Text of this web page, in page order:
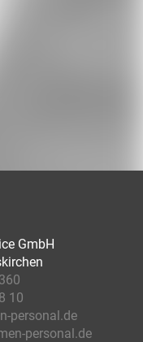
GmbH
10
personal.de
personal.de